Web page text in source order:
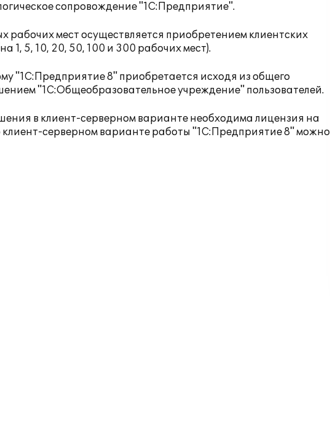
сопровождение "1С:Предприятие".
мест осуществляется приобретением клиентских
1, 5, 10, 20, 50, 100 и 300 рабочих мест).
"1С:Предприятие 8" приобретается исходя из общего
"1С:Общеобразовательное учреждение" пользователей.
в клиент-серверном варианте необходима лицензия на
серверном варианте работы "1С:Предприятие 8" можно